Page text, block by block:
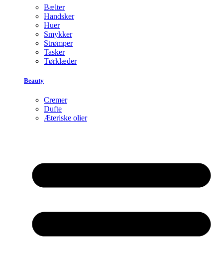
Bælter
Handsker
Huer
Smykker
Strømper
Tasker
Tørklæder
Beauty
Cremer
Dufte
Æteriske olier